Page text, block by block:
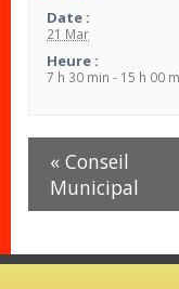
Date :
21 Mar
Heure :
7 h 30 min - 15 h 00
Navigation
Évènement
« Conseil
Municipal